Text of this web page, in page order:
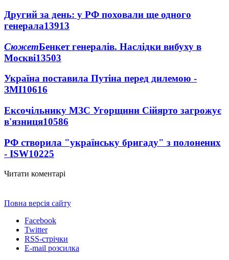
Другий за день: у РФ поховали ще одного
генерала13913
СюжетБенкет генералів. Наслідки вибуху в
Москві13503
Україна поставила Путіна перед дилемою -
ЗМІ10616
Ексочільнику МЗС Угорщини Сійярто загрожує
в'язниця10586
РФ створила "українську бригаду" з полонених
- ISW10225
Читати коментарі
Повна версія сайту
Facebook
Twitter
RSS-стрічки
E-mail розсилка